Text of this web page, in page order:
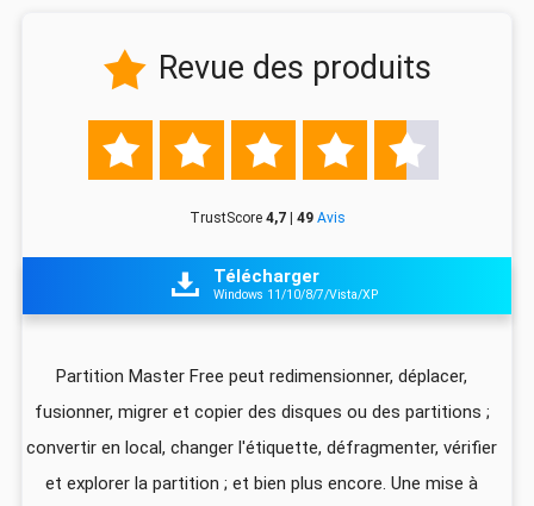
 Revue des produits
    
TrustScore 4,7 | 49 Avis
 Télécharger
Windows 11/10/8/7/Vista/XP
Partition Master Free peut redimensionner, déplacer,
fusionner, migrer et copier des disques ou des partitions ;
convertir en local, changer l'étiquette, défragmenter, vérifier
et explorer la partition ; et bien plus encore. Une mise à